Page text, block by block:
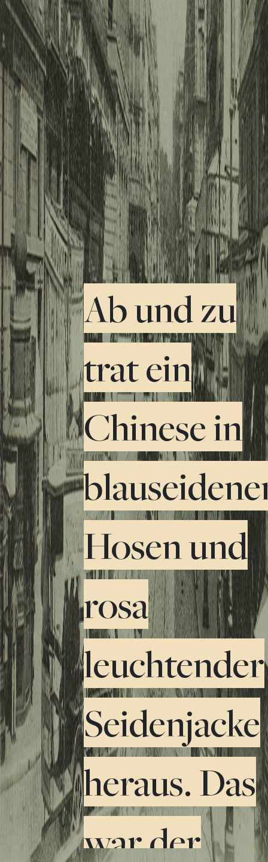
Ab und zu
trat ein
Chinese in
Hosen und
rosa
leuchtender
Seidenjacke
heraus. Das
war der